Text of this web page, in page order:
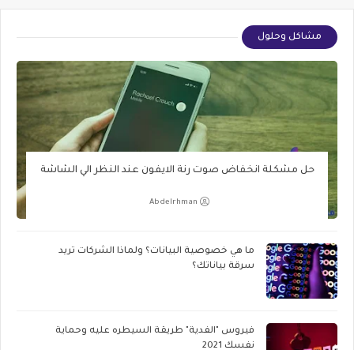
مشاكل وحلول
حل مشكلة انخفاض صوت رنة الايفون عند النظر الي الشاشة
Abdelrhman
ما هي خصوصية البيانات؟ ولماذا الشركات تريد
سرقة بياناتك؟
فيروس "الفدية" طريقة السيطره عليه وحماية
نفسك 2021